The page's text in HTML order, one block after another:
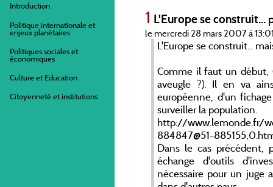
Introduction
Politique internationale et
enjeux planétaires
Politiques sociales et
économiques
Culture et Education
Citoyenneté et institutions
1 L'Europe se construit...
le mercredi 28 mars 2007 à
L'Europe se construit...
Comme il faut un début,
aveugle ?). Il en va
européenne, d'un
surveiller la population.
http://www.lemonde.fr/
884847@51-
Dans le cas précédent,
échange d'outils
nécessaire pour un juge